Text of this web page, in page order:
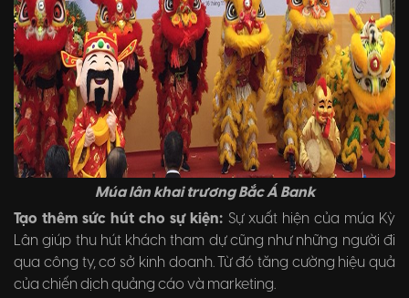
Múa lân khai trương Bắc Á Bank
Tạo thêm sức hút cho sự kiện: Sự xuất hiện của múa Kỳ
Lân giúp thu hút khách tham dự cũng như những người đi
qua công ty, cơ sở kinh doanh. Từ đó tăng cường hiệu quả
của chiến dịch quảng cáo và marketing.